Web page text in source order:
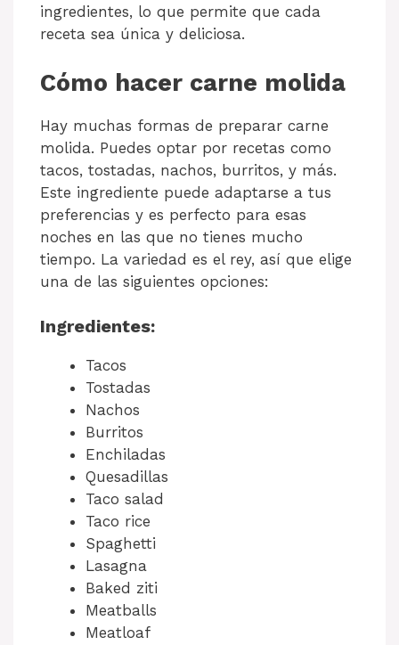
ingredientes, lo que permite que cada
receta sea única y deliciosa.
Cómo hacer carne molida
Hay muchas formas de preparar carne
molida. Puedes optar por recetas como
tacos, tostadas, nachos, burritos, y más.
Este ingrediente puede adaptarse a tus
preferencias y es perfecto para esas
noches en las que no tienes mucho
tiempo. La variedad es el rey, así que elige
una de las siguientes opciones:
Ingredientes:
Tacos
Tostadas
Nachos
Burritos
Enchiladas
Quesadillas
Taco salad
Taco rice
Spaghetti
Lasagna
Baked ziti
Meatballs
Meatloaf